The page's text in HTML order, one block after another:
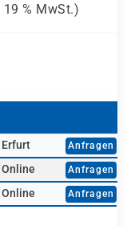
19 % MwSt.)
Erfurt Anfragen
Online Anfragen
Online Anfragen